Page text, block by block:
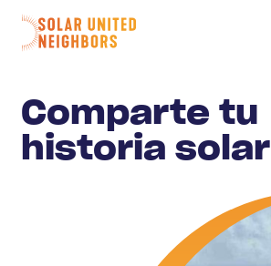
Skip to content
Home
Comparte tu
historia solar